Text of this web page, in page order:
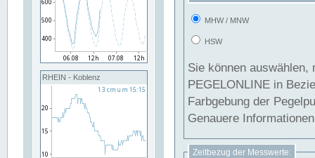
RHEIN - Koblenz
MHW / MNW
HSW
Sie können
PEGELONLINE in Beziehung
Farbgebung der
Genauere
Zeitbezug der Messwerte: